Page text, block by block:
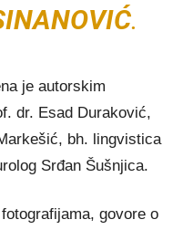
.
je autorskim
dr. Esad Duraković,
bh. lingvistica
Srđan Šušnjica.
govore o